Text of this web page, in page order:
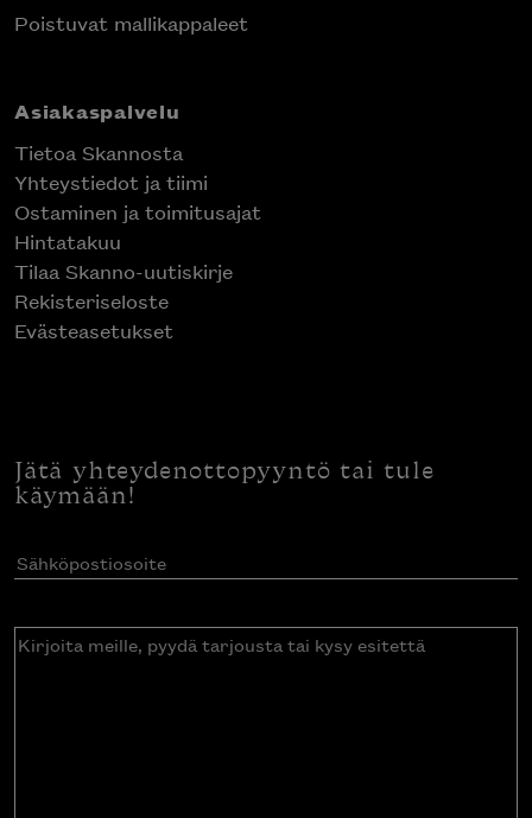
Poistuvat mallikappaleet
Asiakaspalvelu
Tietoa Skannosta
Yhteystiedot ja tiimi
Ostaminen ja toimitusajat
Hintatakuu
Tilaa Skanno-uutiskirje
Rekisteriseloste
Evästeasetukset
Jätä yhteydenottopyyntö tai tule
käymään!
Sähköpostiosoite(Pakollinen)
Kirjoita